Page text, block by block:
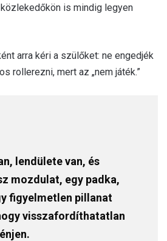
is mindig legyen
arra kéri a szülőket: ne engedjék
rollerezni, mert az „nem játék.”
lendülete van, és
mozdulat, egy padka,
figyelmetlen pillanat
visszafordíthatatlan